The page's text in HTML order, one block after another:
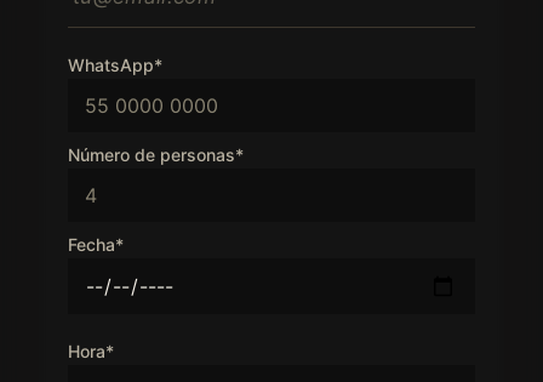
WhatsApp*
Número de personas*
Fecha*
Hora*